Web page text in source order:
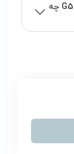
گارانتی باطری اورجینال لپ تاپ ایسوس G501JW چه